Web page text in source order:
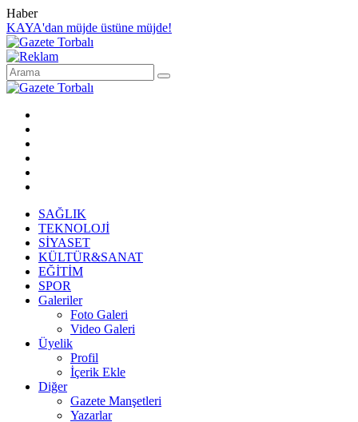
Haber
KAYA'dan müjde üstüne müjde!
SAĞLIK
TEKNOLOJİ
SİYASET
KÜLTÜR&SANAT
EĞİTİM
SPOR
Galeriler
Foto Galeri
Video Galeri
Üyelik
Profil
İçerik Ekle
Diğer
Gazete Manşetleri
Yazarlar